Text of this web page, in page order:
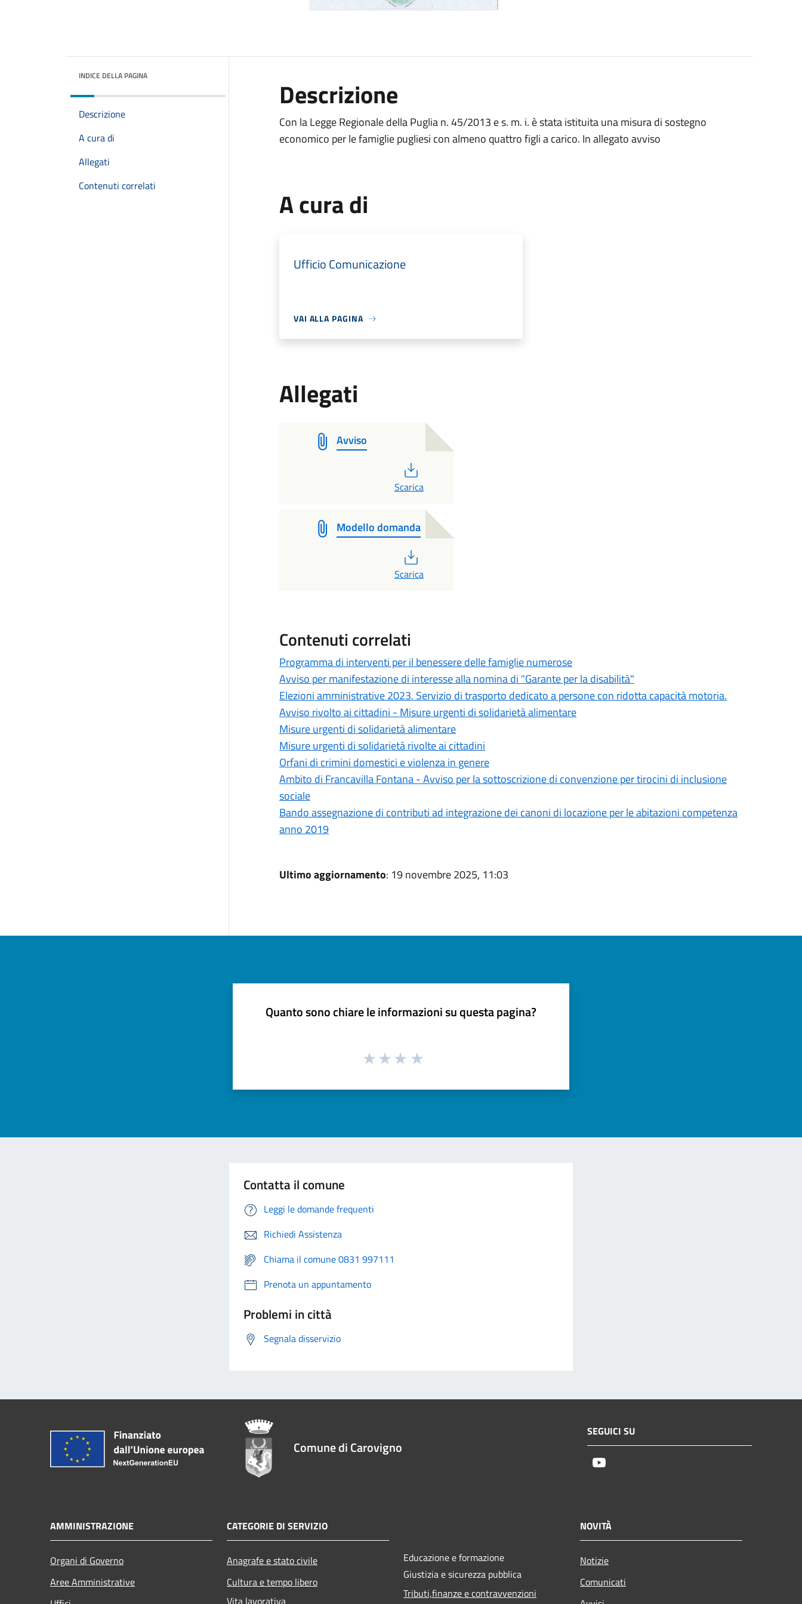
INDICE DELLA PAGINA
Descrizione
A cura di
Allegati
Contenuti correlati
Descrizione
Con la Legge Regionale della Puglia n. 45/2013 e s. m. i. è stata istituita una misura di sostegno
economico per le famiglie pugliesi con almeno quattro figli a carico. In allegato avviso
A cura di
Ufficio Comunicazione
VAI ALLA PAGINA
Allegati
Avviso
Scarica
Modello domanda
Scarica
Contenuti correlati
Programma di interventi per il benessere delle famiglie numerose
Avviso per manifestazione di interesse alla nomina di "Garante per la disabilità"
Elezioni amministrative 2023. Servizio di trasporto dedicato a persone con ridotta capacità motoria.
Avviso rivolto ai cittadini - Misure urgenti di solidarietà alimentare
Misure urgenti di solidarietà alimentare
Misure urgenti di solidarietà rivolte ai cittadini
Orfani di crimini domestici e violenza in genere
Ambito di Francavilla Fontana - Avviso per la sottoscrizione di convenzione per tirocini di inclusione
sociale
Bando assegnazione di contributi ad integrazione dei canoni di locazione per le abitazioni competenza
anno 2019
Ultimo aggiornamento: 19 novembre 2025, 11:03
Quanto sono chiare le informazioni su questa pagina?
Contatta il comune
Leggi le domande frequenti
Richiedi Assistenza
Chiama il comune 0831 997111
Prenota un appuntamento
Problemi in città
Segnala disservizio
Comune di Carovigno
SEGUICI SU
AMMINISTRAZIONE
Organi di Governo
Aree Amministrative
CATEGORIE DI SERVIZIO
Anagrafe e stato civile
Cultura e tempo libero
Vita lavorativa
Educazione e formazione
Giustizia e sicurezza pubblica
Tributi,finanze e contravvenzioni
NOVITÀ
Notizie
Comunicati